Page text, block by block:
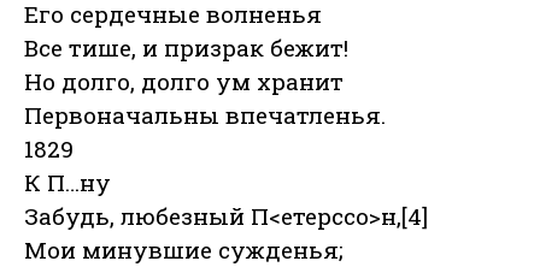
Его сердечные волненья
Все тише, и призрак бежит!
Но долго, долго ум хранит
Первоначальны впечатленья.
1829
К П…ну
Забудь, любезный П<етерссо>н,[4]
Мои минувшие сужденья;